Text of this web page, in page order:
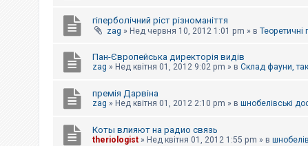
гіперболічний ріст різноманіття
zag » Нед червня 10, 2012 1:01 pm » в Теоретичні
Пан-Європейська директорія видів
zag » Нед квітня 01, 2012 9:02 pm » в Склад фауни,
премія Дарвіна
zag » Нед квітня 01, 2012 2:10 pm » в шнобелівські
Коты влияют на радио связь
theriologist » Нед квітня 01, 2012 1:55 pm » в